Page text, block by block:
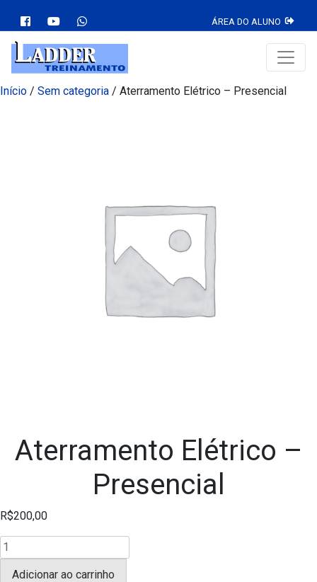
ÁREA DO ALUNO
Início / Sem categoria / Aterramento Elétrico – Presencial
Aterramento Elétrico –
Presencial
R$200,00
Aterramento
Elétrico
Adicionar ao carrinho